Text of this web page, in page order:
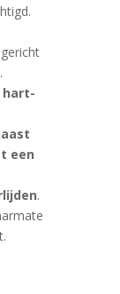
hart-
een
.